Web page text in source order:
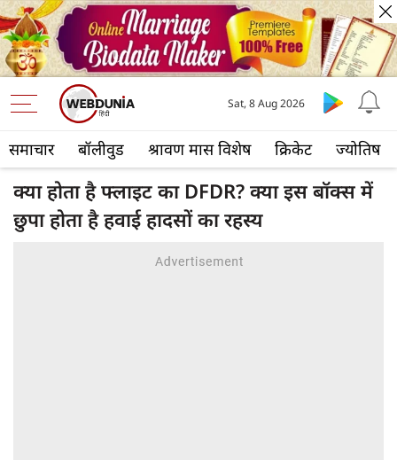
समाचार बॉलीवुड श्रावण मास विशेष क्रिकेट ज्योतिष
Sat, 8 Aug 2026
क्या होता है फ्लाइट का DFDR? क्या इस बॉक्स में
छुपा होता है हवाई हादसों का रहस्य